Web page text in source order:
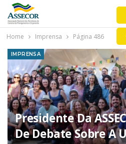
Home Imprensa Página 486
IMPRENSA
Presidente Da
De Debate Sobre A